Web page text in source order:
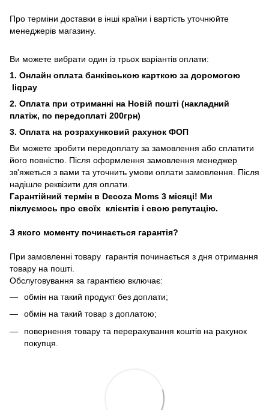
Про терміни доставки в інші країни і вартість уточнюйте
менеджерів магазину.
Ви можете вибрати один із трьох варіантів оплати:
1. Онлайн оплата банківською карткою за доромогою
liqpay
2. Оплата при отриманні на Новій пошті (накладний
платіж, по передоплаті 200грн)
3. Оплата на розрахунковий рахунок ФОП
Ви можете зробити передоплату за замовлення або сплатити
його повністю. Після оформлення замовлення менеджер
зв'яжеться з вами та уточнить умови оплати замовлення. Після
надішле реквізити для оплати.
Гарантійний термін в Decoza Moms 3 місяці! Ми
піклуємось про своїх клієнтів і свою репутацію.
З якого моменту починається гарантія?
При замовленні товару гарантія починається з дня отримання
товару на пошті.
Обслуговування за гарантією включає:
обмін на такий продукт без доплати;
обмін на такий товар з доплатою;
повернення товару та перерахування коштів на рахунок
покупця.